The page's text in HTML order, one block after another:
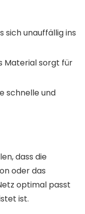
sich unauffällig ins
Material sorgt für
schnelle und
dass die
oder das
optimal passt
ist.